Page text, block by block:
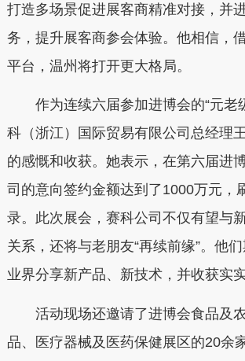
打造多场景促进展客商精准对接，并
务，提升展客商参会体验。他相信，
平台，温州将打开更大格局。
作为连续六届参加进博会的“元老
科（浙江）国际贸易有限公司总经理
的感慨和收获。她表示，在第六届进
司的意向签约金额达到了1000万元，
录。此次展会，赛科公司不仅有望与
关系，还将与老朋友“再续前缘”。他
业界分享新产品、新技术，并收获实
活动现场还邀请了进博会食品及
品、医疗器械及医药保健展区的20余